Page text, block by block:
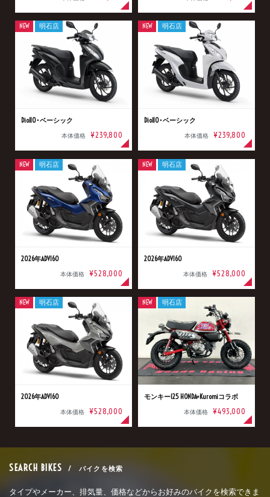
Dio110･ベーシック
本体価格 ¥239,800
NEW 明石店
Dio110･ベーシック
本体価格 ¥239,800
NEW 明石店
2026年ADV160
本体価格 ¥528,000
NEW 明石店
2026年ADV160
本体価格 ¥528,000
NEW 明石店
2026年ADV160
本体価格 ¥528,000
NEW 明石店
モンキー125 HONDA×Kuromiコラボ
本体価格 ¥493,000
NEW 明石店
SEARCH BIKES / バイクを検索
タイプやメーカー、排気量、価格などからお好みのバイクを検索できま